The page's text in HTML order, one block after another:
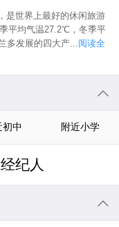
是世界上最好的休闲旅游
平均气温27.2℃，冬季平
多发展的四大产...阅读全
初中 附近小学
纪人